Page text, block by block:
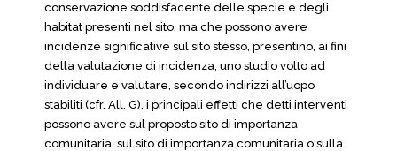
conservazione soddisfacente delle specie e degli
habitat presenti nel sito, ma che possono avere
incidenze significative sul sito stesso, presentino, ai fini
della valutazione di incidenza, uno studio volto ad
individuare e valutare, secondo indirizzi all’uopo
stabiliti (cfr. All. G), i principali effetti che detti interventi
possono avere sul proposto sito di importanza
comunitaria, sul sito di importanza comunitaria o sulla